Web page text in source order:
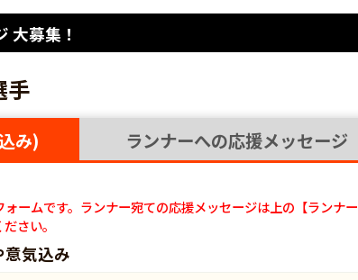
大募集！
手
み) ランナーへの応援メッセージ
ームです。ランナー宛ての応援メッセージは上の【ランナー
さい。
気込み